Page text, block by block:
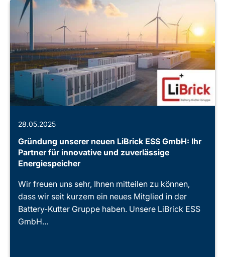
28.05.2025
Gründung unserer neuen LiBrick ESS GmbH: Ihr
Partner für innovative und zuverlässige
Energiespeicher
Wir freuen uns sehr, Ihnen mitteilen zu können,
dass wir seit kurzem ein neues Mitglied in der
Battery-Kutter Gruppe haben. Unsere LiBrick ESS
GmbH…